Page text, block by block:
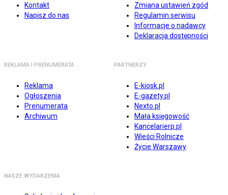
Kontakt
Napisz do nas
Zmiana ustawień zgód
Regulamin serwisu
Informacje o nadawcy
Deklaracja dostępności
REKLAMA I PRENUMERATA
Reklama
Ogłoszenia
Prenumerata
Archiwum
PARTNERZY
E-kiosk.pl
E-gazety.pl
Nexto.pl
Mała księgowość
Kancelarierp.pl
Wieści Rolnicze
Życie Warszawy
NASZE WYDARZENIA